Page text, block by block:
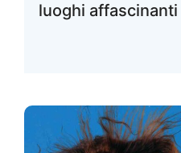
luoghi